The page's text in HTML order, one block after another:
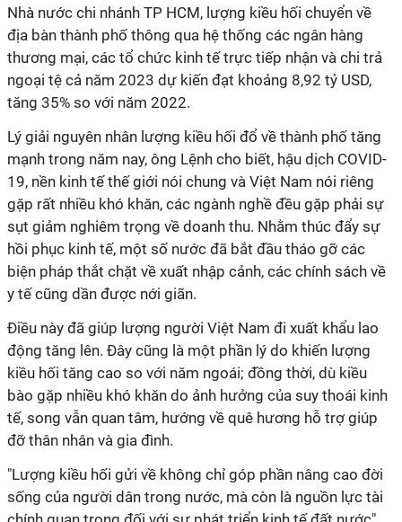
Nhà nước chi nhánh TP HCM, lượng kiều hối chuyển về
địa bàn thành phố thông qua hệ thống các ngân hàng
thương mại, các tổ chức kinh tế trực tiếp nhận và chi trả
ngoại tệ cả năm 2023 dự kiến đạt khoảng 8,92 tỷ USD,
tăng 35% so với năm 2022.
Lý giải nguyên nhân lượng kiều hối đổ về thành phố tăng
mạnh trong năm nay, ông Lệnh cho biết, hậu dịch COVID-
19, nền kinh tế thế giới nói chung và Việt Nam nói riêng
gặp rất nhiều khó khăn, các ngành nghề đều gặp phải sự
sụt giảm nghiêm trọng về doanh thu. Nhằm thúc đẩy sự
hồi phục kinh tế, một số nước đã bắt đầu tháo gỡ các
biện pháp thắt chặt về xuất nhập cảnh, các chính sách về
y tế cũng dần được nới giãn.
Điều này đã giúp lượng người Việt Nam đi xuất khẩu lao
động tăng lên. Đây cũng là một phần lý do khiến lượng
kiều hối tăng cao so với năm ngoái; đồng thời, dù kiều
bào gặp nhiều khó khăn do ảnh hưởng của suy thoái kinh
tế, song vẫn quan tâm, hướng về quê hương hỗ trợ giúp
đỡ thân nhân và gia đình.
"Lượng kiều hối gửi về không chỉ góp phần nâng cao đời
sống của người dân trong nước, mà còn là nguồn lực tài